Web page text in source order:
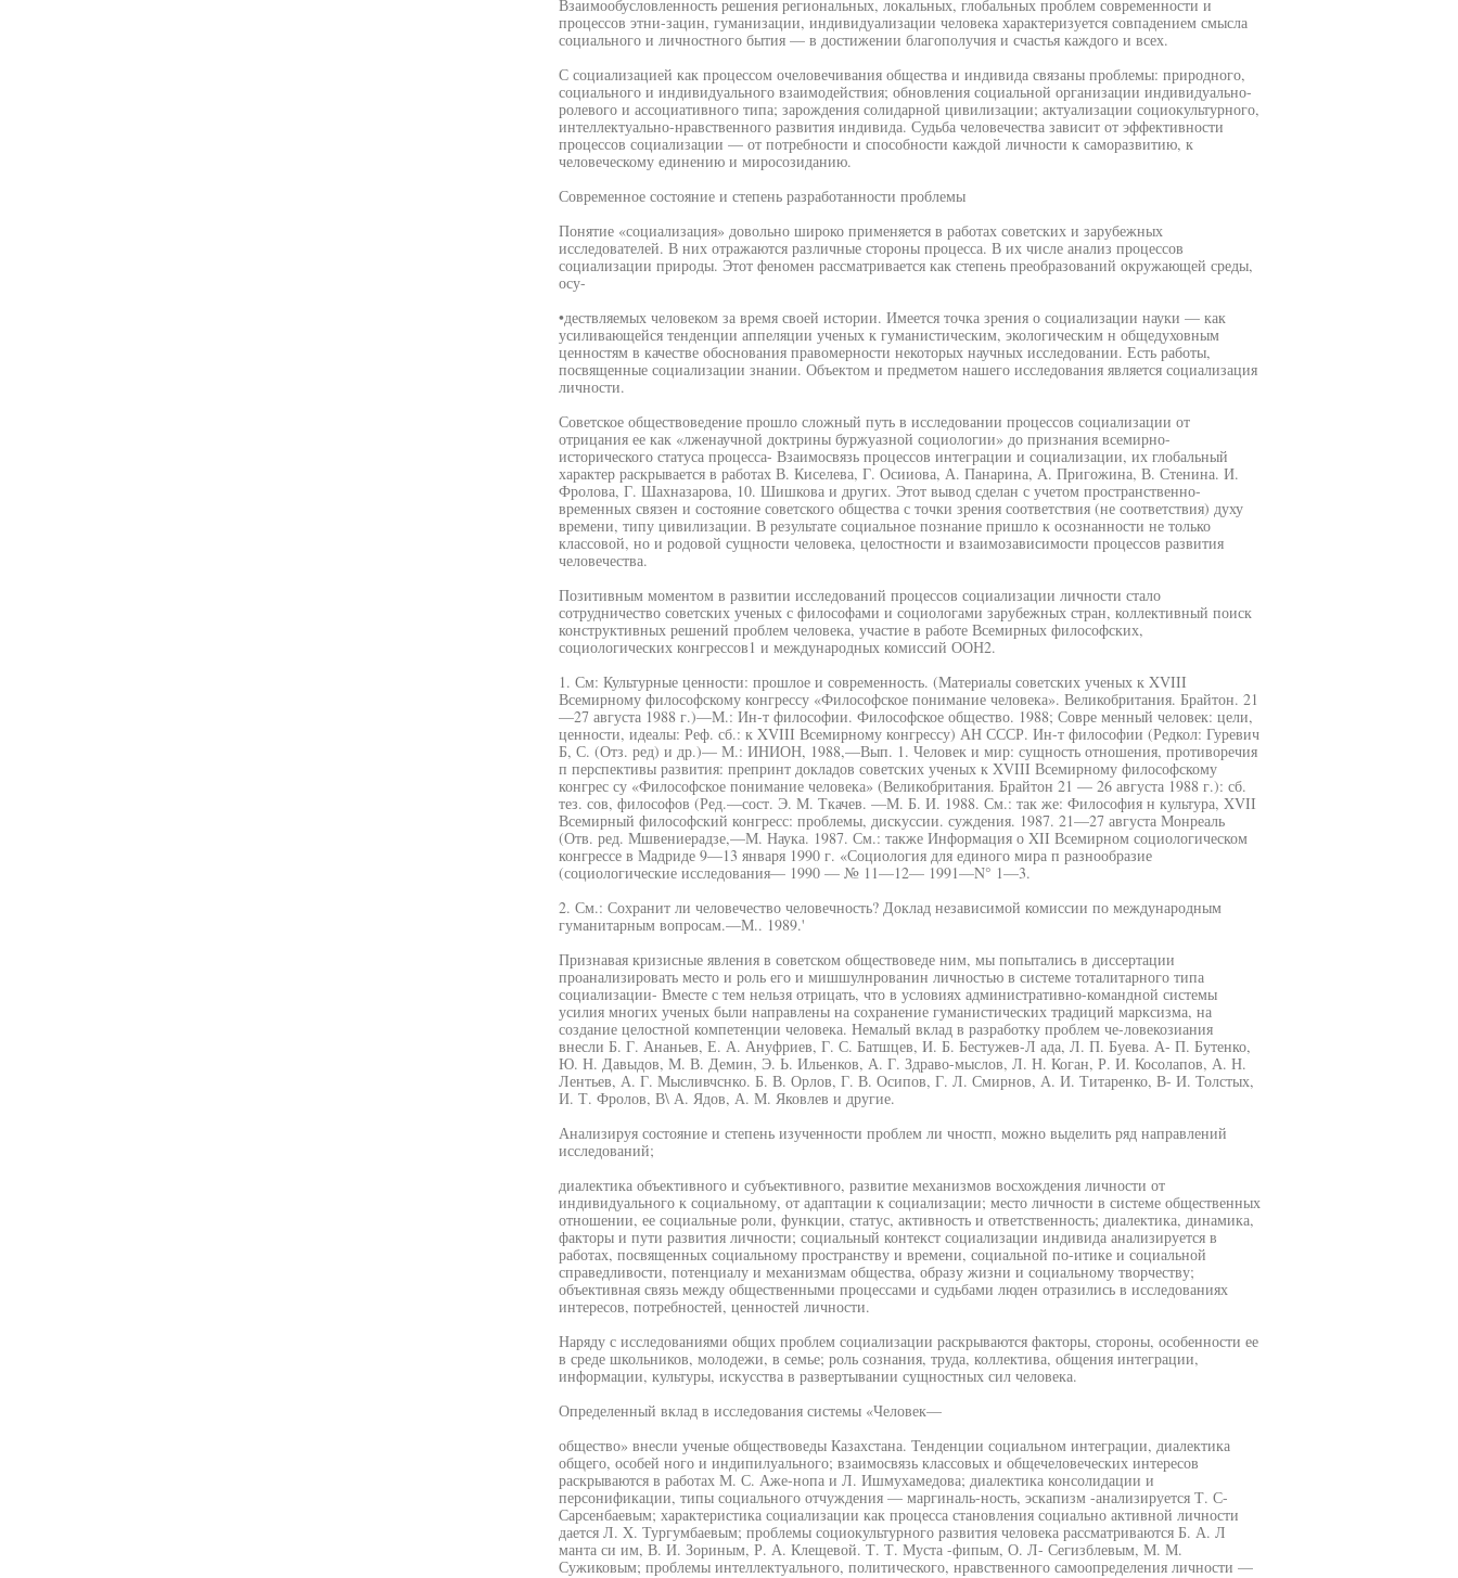
Взаимообусловленность решения региональных, локальных, глобальных проблем современности и
процессов этни-зацин, гуманизации, индивидуализации человека характеризуется совпадением смысла
социального и личностного бытия — в достижении благополучия и счастья каждого и всех.
С социализацией как процессом очеловечивания общества и индивида связаны проблемы: природного,
социального и индивидуального взаимодействия; обновления социальной организации индивидуально-
ролевого и ассоциативного типа; зарождения солидарной цивилизации; актуализации социокультурного,
интеллектуально-нравственного развития индивида. Судьба человечества зависит от эффективности
процессов социализации — от потребности и способности каждой личности к саморазвитию, к
человеческому единению и миросозиданию.
Современное состояние и степень разработанности проблемы
Понятие «социализация» довольно широко применяется в работах советских и зарубежных
исследователей. В них отражаются различные стороны процесса. В их числе анализ процессов
социализации природы. Этот феномен рассматривается как степень преобразований окружающей среды,
осу-
•дествляемых человеком за время своей истории. Имеется точка зрения о социализации науки — как
усиливающейся тенденции аппеляции ученых к гуманистическим, экологическим н общедуховным
ценностям в качестве обоснования правомерности некоторых научных исследовании. Есть работы,
посвященные социализации знании. Объектом и предметом нашего исследования является социализация
личности.
Советское обществоведение прошло сложный путь в исследовании процессов социализации от
отрицания ее как «лженаучной доктрины буржуазной социологии» до признания всемирно-
исторического статуса процесса- Взаимосвязь процессов интеграции и социализации, их глобальный
характер раскрывается в работах В. Киселева, Г. Осииова, А. Панарина, А. Пригожина, В. Стенина. И.
Фролова, Г. Шахназарова, 10. Шишкова и других. Этот вывод сделан с учетом пространственно-
временных связен и состояние советского общества с точки зрения соответствия (не соответствия) духу
времени, типу цивилизации. В результате социальное познание пришло к осознанности не только
классовой, но и родовой сущности человека, целостности и взаимозависимости процессов развития
человечества.
Позитивным моментом в развитии исследований процессов социализации личности стало
сотрудничество советских ученых с философами и социологами зарубежных стран, коллективный поиск
конструктивных решений проблем человека, участие в работе Всемирных философских,
социологических конгрессов1 и международных комиссий ООН2.
1. См: Культурные ценности: прошлое и современность. (Материалы советских ученых к XVIII
Всемирному философскому конгрессу «Философское понимание человека». Великобритания. Брайтон. 21
—27 августа 1988 г.)—М.: Ин-т философии. Философское общество. 1988; Совре менный человек: цели,
ценности, идеалы: Реф. сб.: к XVIII Всемирному конгрессу) АН СССР. Ин-т философии (Редкол: Гуревич
Б, С. (Отз. ред) и др.)— М.: ИНИОН, 1988,—Вып. 1. Человек и мир: сущность отношения, противоречия
п перспективы развития: препринт докладов советских ученых к XVIII Всемирному философскому
конгрес су «Философское понимание человека» (Великобритания. Брайтон 21 — 26 августа 1988 г.): сб.
тез. сов, философов (Ред.—сост. Э. М. Ткачев. —М. Б. И. 1988. См.: так же: Философия н культура, XVII
Всемирный философский конгресс: проблемы, дискуссии. суждения. 1987. 21—27 августа Монреаль
(Отв. ред. Мшвениерадзе,—М. Наука. 1987. См.: также Информация о XII Всемирном социологическом
конгрессе в Мадриде 9—13 января 1990 г. «Социология для единого мира п разнообразие
(социологические исследования— 1990 — № 11—12— 1991—N° 1—3.
2. См.: Сохранит ли человечество человечность? Доклад независимой комиссии по международным
гуманитарным вопросам.—М.. 1989.'
Признавая кризисные явления в советском обществоведе ним, мы попытались в диссертации
проанализировать место и роль его и мишшулнрованин личностью в системе тоталитарного типа
социализации- Вместе с тем нельзя отрицать, что в условиях административно-командной системы
усилия многих ученых были направлены на сохранение гуманистических традиций марксизма, на
создание целостной компетенции человека. Немалый вклад в разработку проблем че-ловекозиания
внесли Б. Г. Ананьев, Е. А. Ануфриев, Г. С. Батшцев, И. Б. Бестужев-Л ада, Л. П. Буева. А- П. Бутенко,
Ю. Н. Давыдов, М. В. Демин, Э. Ь. Ильенков, А. Г. Здраво-мыслов, Л. Н. Коган, Р. И. Косолапов, А. Н.
Лентьев, А. Г. Мысливчснко. Б. В. Орлов, Г. В. Осипов, Г. Л. Смирнов, А. И. Титаренко, В- И. Толстых,
И. Т. Фролов, В\ А. Ядов, А. М. Яковлев и другие.
Анализируя состояние и степень изученности проблем ли чностп, можно выделить ряд направлений
исследований;
диалектика объективного и субъективного, развитие механизмов восхождения личности от
индивидуального к социальному, от адаптации к социализации; место личности в системе общественных
отношении, ее социальные роли, функции, статус, активность и ответственность; диалектика, динамика,
факторы и пути развития личности; социальный контекст социализации индивида анализируется в
работах, посвященных социальному пространству и времени, социальной по-итике и социальной
справедливости, потенциалу и механизмам общества, образу жизни и социальному творчеству;
объективная связь между общественными процессами и судьбами люден отразились в исследованиях
интересов, потребностей, ценностей личности.
Наряду с исследованиями общих проблем социализации раскрываются факторы, стороны, особенности ее
в среде школьников, молодежи, в семье; роль сознания, труда, коллектива, общения интеграции,
информации, культуры, искусства в развертывании сущностных сил человека.
Определенный вклад в исследования системы «Человек—
общество» внесли ученые обществоведы Казахстана. Тенденции социальном интеграции, диалектика
общего, особей ного и индипилуального; взаимосвязь классовых и общечеловеческих интересов
раскрываются в работах М. С. Аже-нопа и Л. Ишмухамедова; диалектика консолидации и
персонификации, типы социального отчуждения — маргиналь-ность, эскапизм -анализируется Т. С-
Сарсенбаевым; характеристика социализации как процесса становления социально активной личности
дается Л. X. Тургумбаевым; проблемы социокультурного развития человека рассматриваются Б. А. Л
манта си им, В. И. Зориным, Р. А. Клещевой. Т. Т. Муста -фипым, О. Л- Сегизблевым, М. М.
Сужиковым; проблемы интеллектуального, политического, нравственного самоопределения личности —